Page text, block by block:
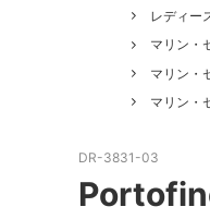
レディー
マリン・
マリン・
マリン・
DR-3831-03